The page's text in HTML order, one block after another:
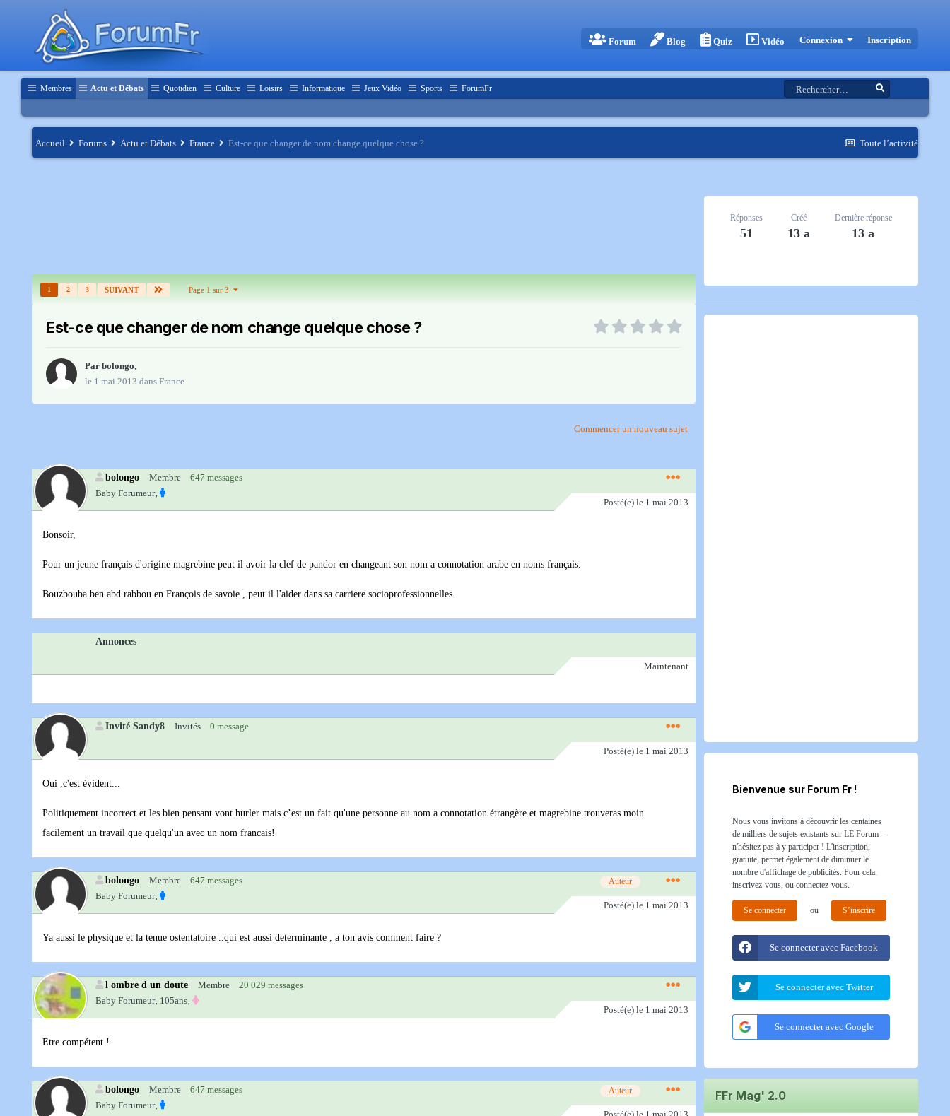
Forum Blog Quiz Vidéo Connexion Inscription
Membres Actu et Débats Quotidien Culture Loisirs Informatique Jeux Vidéo Sports ForumFr
Toute l’activité
Accueil Forums Actu et Débats France Est-ce que changer de nom change quelque chose ?
1 2 3 SUIVANT Page 1 sur 3
Est-ce que changer de nom change quelque chose ?
Par bolongo,
le 1 mai 2013 dans France
Commencer un nouveau sujet
bolongo Membre
647 messages
Baby Forumeur‚
Posté(e) le 1 mai 2013
Bonsoir,
Pour un jeune français d'origine magrebine peut il avoir la clef de pandor en changeant son nom a connotation arabe en noms français.
Bouzbouba ben abd rabbou en François de savoie , peut il l'aider dans sa carriere socioprofessionnelles.
Annonces
Maintenant
Invité Sandy8 Invités 0 message
Posté(e) le 1 mai 2013
Oui ,c'est évident...
Politiquement incorrect et les bien pensant vont hurler mais c’est un fait qu'une personne au nom a connotation étrangère et magrebine trouveras moin
facilement un travail que quelqu'un avec un nom francais!
bolongo Membre 647 messages Auteur
Baby Forumeur‚
Posté(e) le 1 mai 2013
Ya aussi le physique et la tenue ostentatoire ..qui est aussi determinante , a ton avis comment faire ?
l ombre d un doute Membre
20 029 messages
Baby Forumeur‚ 105ans‚
Posté(e) le 1 mai 2013
Etre compétent !
bolongo Membre 647 messages Auteur
Baby Forumeur‚
Réponses
51
Créé
13 a
Dernière réponse
13 a
Bienvenue sur Forum Fr !
Nous vous invitons à découvrir les centaines
de milliers de sujets existants sur LE Forum -
n'hésitez pas à y participer ! L'inscription,
gratuite, permet également de diminuer le
nombre d'affichage de publicités. Pour cela,
inscrivez-vous, ou connectez-vous.
Se connecter ou S’inscrire
Se connecter avec Facebook
Se connecter avec Twitter
Se connecter avec Google
FFr Mag' 2.0